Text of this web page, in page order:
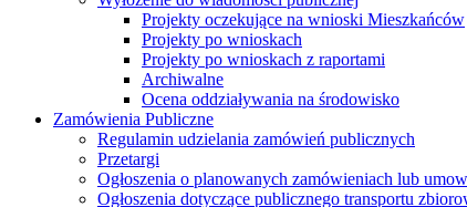
Projekty oczekujące na wnioski Mieszkańców
Projekty po wnioskach
Projekty po wnioskach z raportami
Archiwalne
Ocena oddziaływania na środowisko
Zamówienia Publiczne
Regulamin udzielania zamówień publicznych
Przetargi
Ogłoszenia o planowanych zamówieniach lub
Ogłoszenia dotyczące publicznego transportu